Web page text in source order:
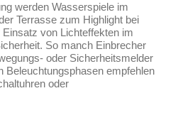
werden Wasserspiele im
Terrasse zum Highlight bei
von Lichteffekten im
So manch Einbrecher
oder Sicherheitsmelder
Beleuchtungsphasen empfehlen
oder